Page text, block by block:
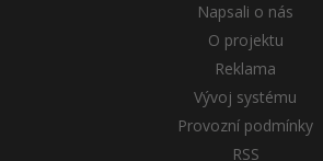
Napsali o nás
O projektu
Reklama
Vývoj systému
Provozní podmínky
RSS